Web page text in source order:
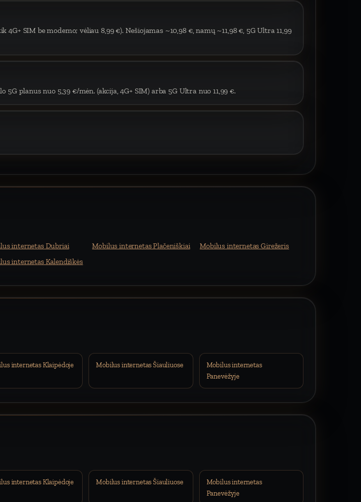
SIM be modemo; vėliau 8,99 €). Nešiojamas ~10,98 €, namų ~11,98 €, 5G Ultra 11,99
planus nuo 5,39 €/mėn. (akcija, 4G+ SIM) arba 5G Ultra nuo 11,99 €.
internetas Dubriai Mobilus internetas Plačeniškiai
Mobilus internetas Girežeris
internetas Kalendiškės
internetas Klaipėdoje Mobilus internetas Šiauliuose
Mobilus internetas
Panevėžyje
internetas Klaipėdoje Mobilus internetas Šiauliuose
Mobilus internetas
Panevėžyje